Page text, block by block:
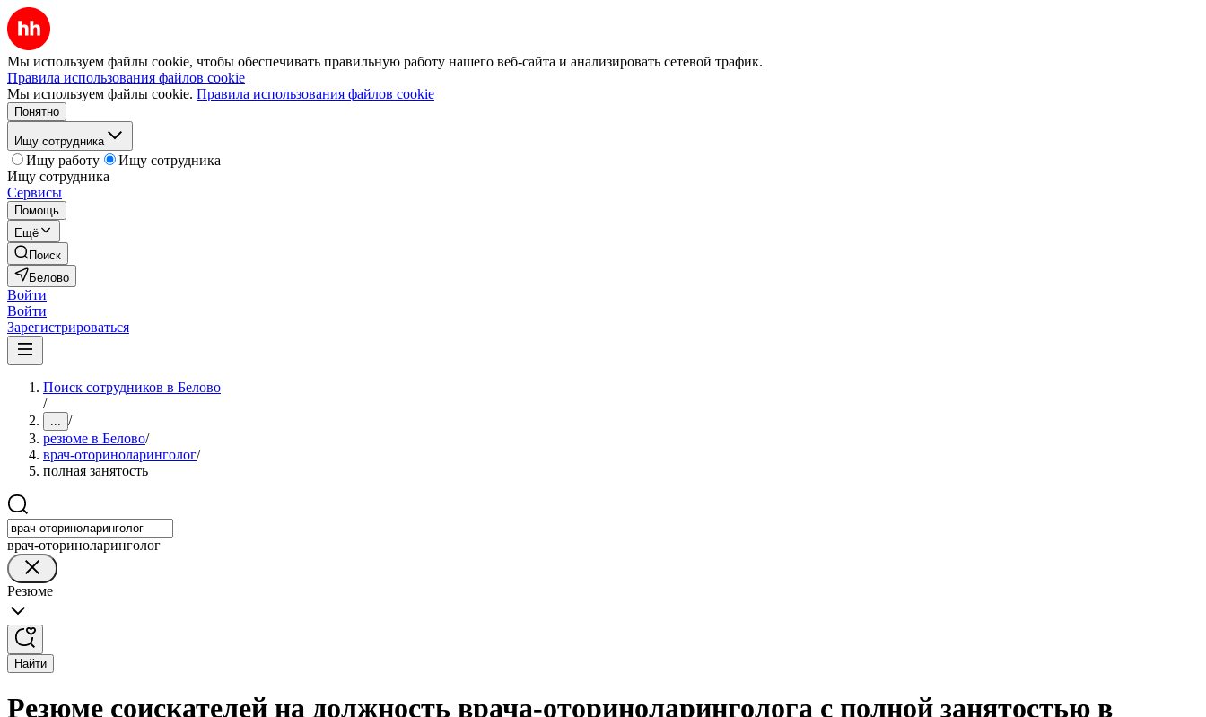
Мы используем файлы cookie, чтобы обеспечивать правильную работу нашего веб-сайта и анализировать сетевой трафик.
Правила использования файлов cookie
Мы используем файлы cookie. Правила использования файлов cookie
Понятно
Ищу сотрудника
Ищу работу
Ищу сотрудника
Ищу сотрудника
Сервисы
Помощь
Ещё
Поиск
Белово
Войти
Войти
Зарегистрироваться
Поиск сотрудников в Белово
/
... /
резюме в Белово/
врач-оториноларинголог/
полная занятость
врач-оториноларинголог
Резюме
Найти
Резюме соискателей на должность врача-оториноларинголога с полной занятостью в